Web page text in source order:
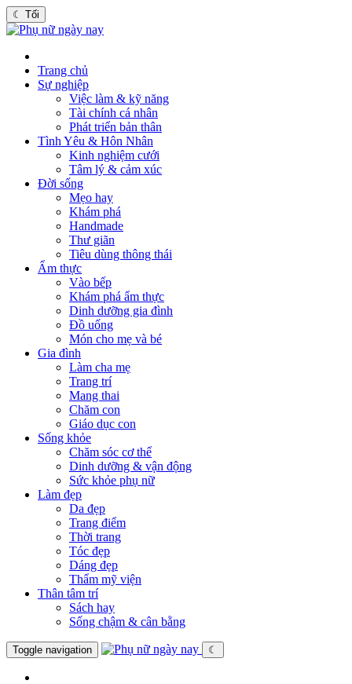
☾ Tối
Trang chủ
Sự nghiệp
Việc làm & kỹ năng
Tài chính cá nhân
Phát triển bản thân
Tình Yêu & Hôn Nhân
Kinh nghiệm cưới
Tâm lý & cảm xúc
Đời sống
Mẹo hay
Khám phá
Handmade
Thư giãn
Tiêu dùng thông thái
Ẩm thực
Vào bếp
Khám phá ẩm thực
Dinh dưỡng gia đình
Đồ uống
Món cho mẹ và bé
Gia đình
Làm cha mẹ
Trang trí
Mang thai
Chăm con
Giáo dục con
Sống khỏe
Chăm sóc cơ thể
Dinh dưỡng & vận động
Sức khỏe phụ nữ
Làm đẹp
Da đẹp
Trang điểm
Thời trang
Tóc đẹp
Dáng đẹp
Thẩm mỹ viện
Thân tâm trí
Sách hay
Sống chậm & cân bằng
Toggle navigation ☾